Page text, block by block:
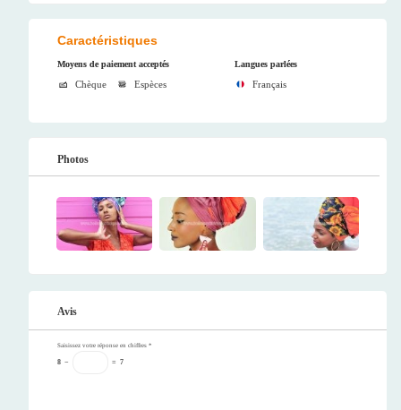
Caractéristiques
Moyens de paiement acceptés
Chèque Espèces
Langues parlées
Français
Photos
Avis
Saisissez votre réponse en chiffres *
8 − = 7